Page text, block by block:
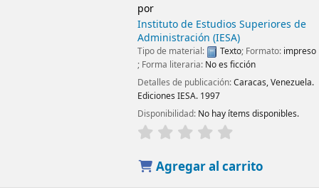
por
Instituto de Estudios Superiores de
Administración (IESA)
Tipo de material: Texto; Formato: impreso
; Forma literaria: No es ficción
Detalles de publicación:Caracas, Venezuela.
Ediciones IESA. 1997
Disponibilidad: No hay ítems disponibles.
Agregar al carrito